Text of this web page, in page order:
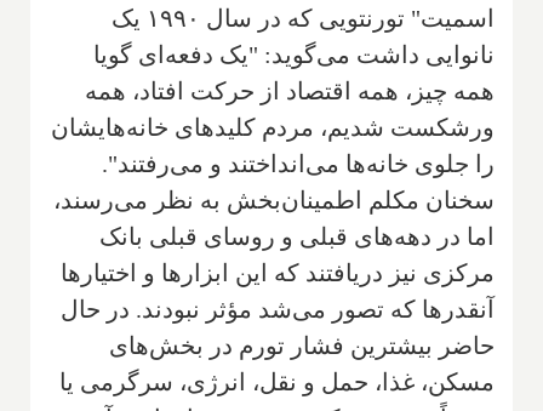
اسمیت" تورنتویی که در سال ۱۹۹۰ یک
نانوایی داشت می‌گوید: "یک دفعه‌ای گویا
همه چیز، همه اقتصاد از حرکت افتاد، همه
ورشکست شدیم، مردم کلیدهای خانه‌هایشان
را جلوی خانه‌ها می‌انداختند و می‌رفتند".
سخنان مکلم اطمینان‌بخش به نظر می‌رسند،
اما در دهه‌های قبلی و روسای قبلی بانک
مرکزی نیز دریافتند که این ابزارها و اختیارها
آنقدرها که تصور می‌شد مؤثر نبودند. در حال
حاضر بیشترین فشار تورم در بخش‌های
مسکن، غذا، حمل و نقل، انرژی، سرگرمی یا